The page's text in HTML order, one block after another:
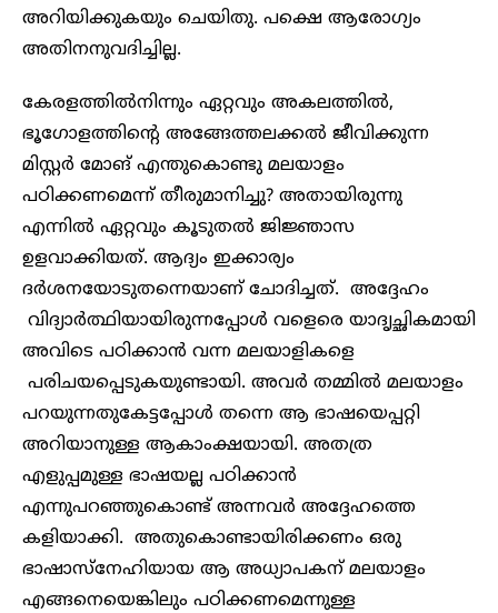
അറിയിക്കുകയും ചെയിതു. പക്ഷെ ആരോഗ്യം
അതിനനുവദിച്ചില്ല.
കേരളത്തിൽനിന്നും ഏറ്റവും അക‌ലത്തിൽ,
ഭൂഗോളത്തിന്റെ അങ്ങേത്തലക്കൽ ജീവിക്കുന്ന
മിസ്റ്റർ മോങ് എന്തുകൊണ്ടു മലയാളം
പഠിക്കണമെന്ന് തീരുമാനിച്ചു? അതായിരുന്നു
എന്നിൽ ഏറ്റവും കൂടുതൽ ജിജ്ഞാസ
ഉളവാക്കിയത്. ആദ്യം ഇക്കാര്യം
ദർശനയോടുതന്നെയാണ് ചോദിച്ചത്. അദ്ദേഹം
വിദ്യാർത്ഥിയായിരുന്നപ്പോൾ വളെരെ യാദൃച്ഛികമായി
അവിടെ പഠിക്കാൻ വന്ന മലയാളികളെ
പരിചയപ്പെടുകയുണ്ടായി. അവർ തമ്മിൽ മലയാളം
പറയുന്നതുകേട്ടപ്പോൾ തന്നെ ആ ഭാഷയെപ്പറ്റി
അറിയാനുള്ള ആകാംക്ഷയായി. അതത്ര
എളുപ്പമുള്ള ഭാഷയല്ല പഠിക്കാൻ
എന്നുപറഞ്ഞുകൊണ്ട് അന്നവർ അദ്ദേഹത്തെ
കളിയാക്കി. അതുകൊണ്ടായിരിക്കണം ഒരു
ഭാഷാസ്നേഹിയായ ആ അധ്യാപകന് മലയാളം
എങ്ങനെയെങ്കിലും പഠിക്കണമെന്നുള്ള